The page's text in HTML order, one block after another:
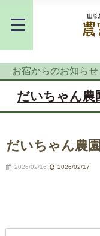
お宿からのお知らせ
だいちゃん農
だいちゃん農
2026/02/16 2026/02/17